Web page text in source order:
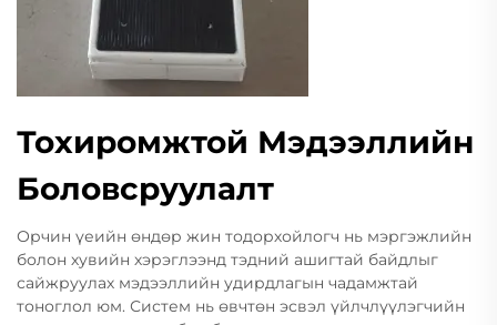
Тохиромжтой Мэдээллийн
Боловсруулалт
Орчин үеийн өндөр жин тодорхойлогч нь мэргэжлийн
болон хувийн хэрэглээнд тэдний ашигтай байдлыг
сайжруулах мэдээллийн удирдлагын чадамжтай
тоноглол юм. Систем нь өвчтөн эсвэл үйлчлүүлэгчийн